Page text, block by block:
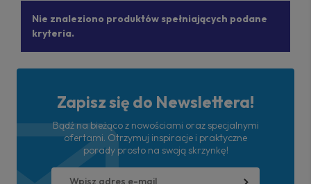
Nie znaleziono produktów spełniających podane
kryteria.
Zapisz się do Newslettera!
Bądź na bieżąco z nowościami oraz specjalnymi
ofertami. Otrzymuj inspiracje i praktyczne
porady prosto na swoją skrzynkę!